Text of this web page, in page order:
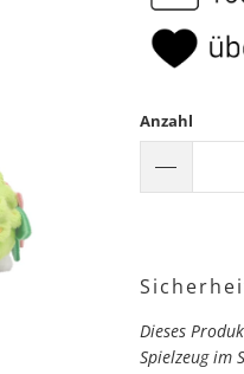
Anzahl
Dieses
Spielzeug im